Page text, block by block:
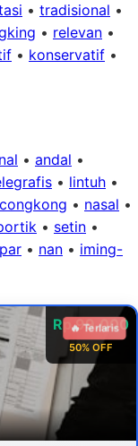
• tradisional •
• relevan •
• konservatif •
• andal •
• lintuh •
congkong • nasal •
• setin •
• nan • iming-
Rp 99.000
50% OFF
🔥 Terlaris